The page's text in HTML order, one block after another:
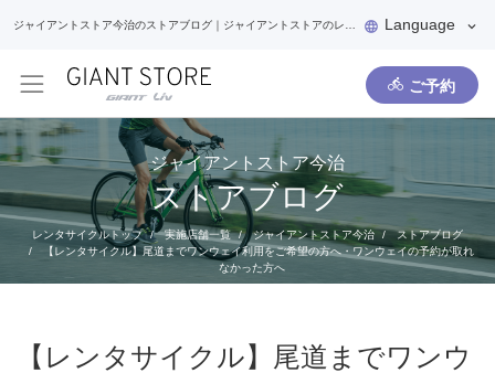
Language
ご予約
ジャイアントストア今治
ストアブログ
レンタサイクルトップ 実施店舗一覧 ジャイアントストア今治
ストアブログ
【レンタサイクル】尾道までワンウェイ利用をご希望の方へ・ワンウェイの予約が取れ
なかった方へ
【レンタサイクル】尾道までワンウ